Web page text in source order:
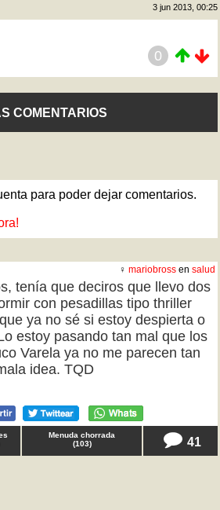
3 jun 2013, 00:25
0
COMENTARIOS
para poder dejar comentarios.
♀ mariobross en salud
tenía que deciros que llevo dos
con pesadillas tipo thriller
ya no sé si estoy despierta o
estoy pasando tan mal que los
Varela ya no me parecen tan
idea. TQD
Menuda chorrada
(103) 41